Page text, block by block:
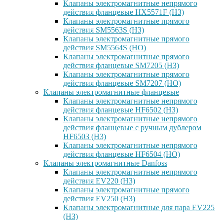
Клапаны электромагнитные непрямого
действия фланцевые HX5571F (НЗ)
Клапаны электромагнитные прямого
действия SM5563S (НЗ)
Клапаны электромагнитные прямого
действия SM5564S (НО)
Клапаны электромагнитные прямого
действия фланцевые SM7205 (НЗ)
Клапаны электромагнитные прямого
действия фланцевые SM7207 (НО)
Клапаны электромагнитные фланцевые
Клапаны электромагнитные непрямого
действия фланцевые HF6502 (НЗ)
Клапаны электромагнитные непрямого
действия фланцевые с ручным дублером
HF6503 (Н3)
Клапаны электромагнитные непрямого
действия фланцевые HF6504 (НО)
Клапаны электромагнитные Danfoss
Клапаны электромагнитные непрямого
действия EV220 (НЗ)
Клапаны электромагнитные прямого
действия EV250 (НЗ)
Клапаны электромагнитные для пара EV225
(НЗ)